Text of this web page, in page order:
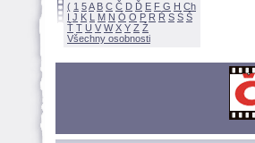
( 1 5A B C Č D Ď E F G H Ch
I J K L M N Ó O P R Ř S Ś
Ť T U V W X Y Z
Všechny osobnosti